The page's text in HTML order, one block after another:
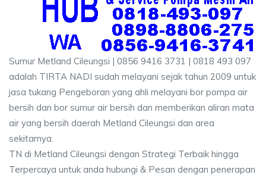
Sumur Metland Cileungsi | 0856 9416 3731 | 0818 493 097
adalah TIRTA NADI sudah melayani sejak tahun 2009 untuk
jasa tukang Pengeboran yang ahli melayani bor pompa air
bersih dan bor sumur air bersih dan memberikan aliran mata
air yang bersih daerah Metland Cileungsi dan area
sekitarnya.
TN di Metland Cileungsi dengan Strategi Terbaik hingga
Terpercaya untuk anda hubungi & Pesan dengan penerapan